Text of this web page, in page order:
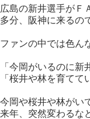
広島の新井選手がＦ
多分、阪神に来るの
ファンの中では色ん
「今岡がいるのに新
「桜井や林を育てて
今岡や桜井や林がい
来年、突然変わるな